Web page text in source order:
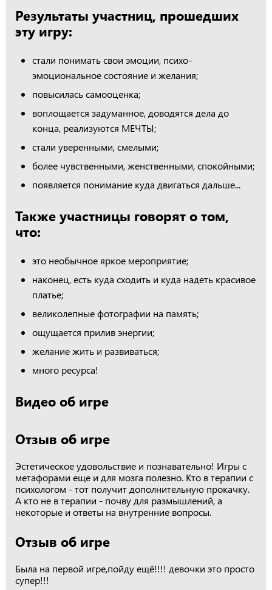
Результаты участниц, прошедших
эту игру:
стали понимать свои эмоции, психо-
эмоциональное состояние и желания;
повысилась самооценка;
воплощается задуманное, доводятся дела до
конца, реализуются МЕЧТЫ;
стали уверенными, смелыми;
более чувственными, женственными, спокойными;
появляется понимание куда двигаться дальше...
Также участницы говорят о том,
что:
это необычное яркое мероприятие;
наконец, есть куда сходить и куда надеть красивое
платье;
великолепные фотографии на память;
ощущается прилив энергии;
желание жить и развиваться;
много ресурса!
Видео об игре
Отзыв об игре
Эстетическое удовольствие и познавательно! Игры с
метафорами еще и для мозга полезно. Кто в терапии с
психологом - тот получит дополнительную прокачку.
А кто не в терапии - почву для размышлений, а
некоторые и ответы на внутренние вопросы.
Отзыв об игре
Была на первой игре,пойду ещё!!!! девочки это просто
супер!!!